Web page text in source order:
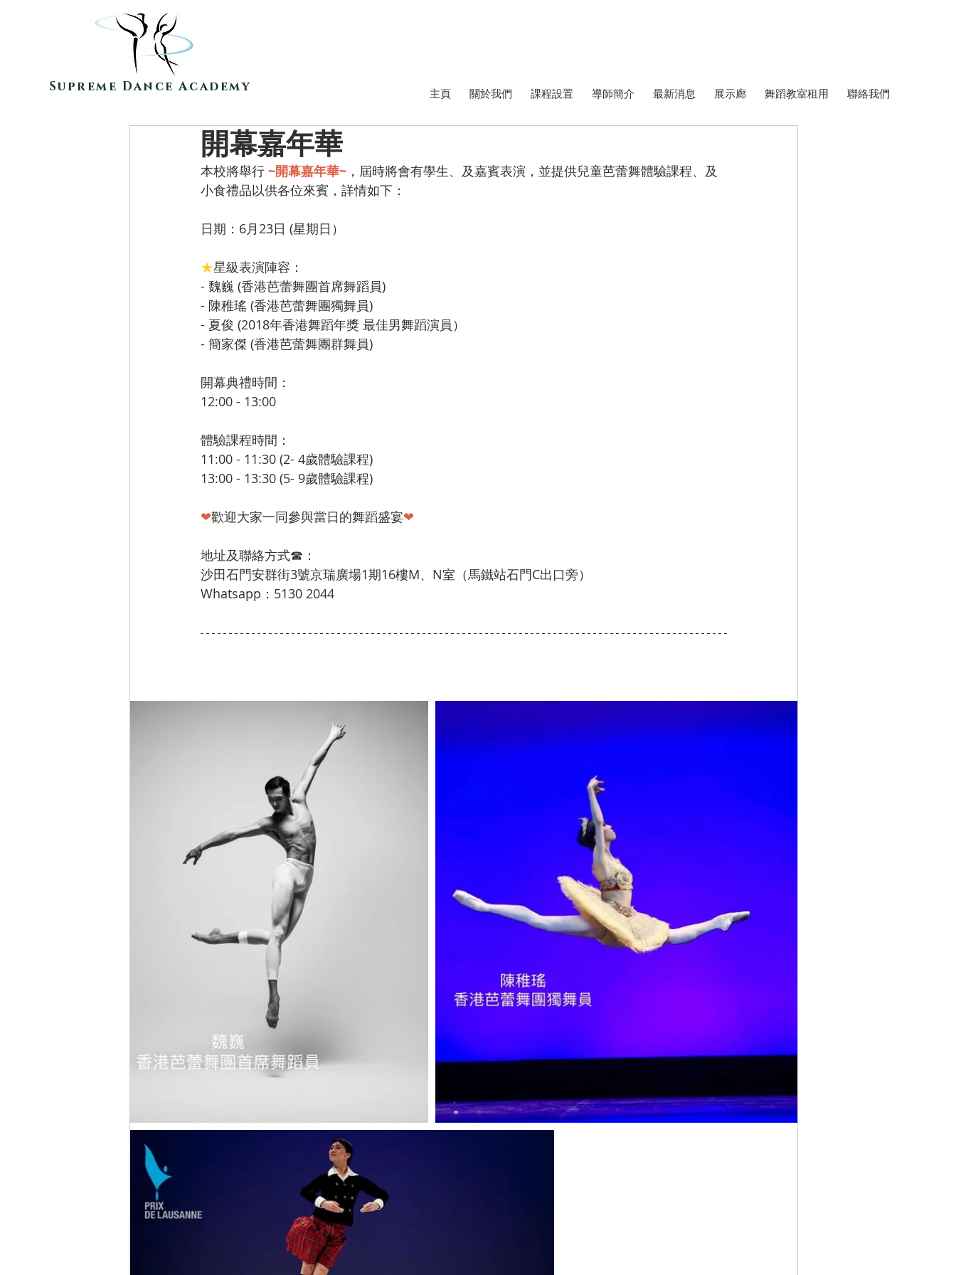
主頁 關於我們 課程設置 導師簡介 最新消息 展示廊 舞蹈教室租用 聯絡我們
Supreme Dance Academy
開幕嘉年華
本校將舉行 ~開幕嘉年華~ ，屆時將會有學生、及嘉賓表演，並提供兒童芭蕾舞體驗課程、及
小食禮品以供各位來賓，詳情如下：
日期：6月23日 (星期日）
★星級表演陣容：
- 魏巍 (香港芭蕾舞團首席舞蹈員)
- 陳稚瑤 (香港芭蕾舞團獨舞員)
- 夏俊 (2018年香港舞蹈年獎 最佳男舞蹈演員）
- 簡家傑 (香港芭蕾舞團群舞員)
開幕典禮時間：
12:00 - 13:00
體驗課程時間：
11:00 - 11:30 (2- 4歲體驗課程)
13:00 - 13:30 (5- 9歲體驗課程)
❤歡迎大家一同參與當日的舞蹈盛宴❤
地址及聯絡方式☎：
沙田石門安群街3號京瑞廣場1期16樓M、N室（馬鐵站石門C出口旁）
Whatsapp：5130 2044